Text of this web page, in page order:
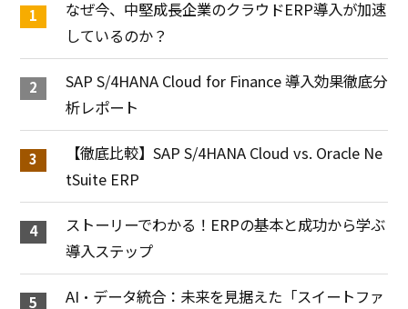
なぜ今、中堅成長企業のクラウドERP導入が加速
しているのか？
SAP S/4HANA Cloud for Finance 導入効果徹底分
析レポート
【徹底比較】SAP S/4HANA Cloud vs. Oracle Ne
tSuite ERP
ストーリーでわかる！ERPの基本と成功から学ぶ
導入ステップ
AI・データ統合：未来を見据えた「スイートファ